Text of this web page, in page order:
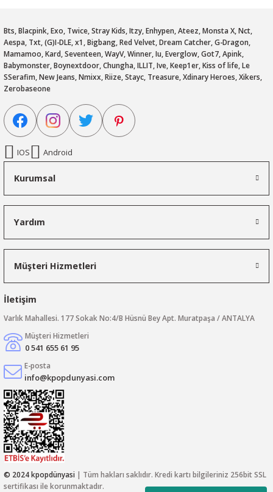
Bts, Blacpink, Exo, Twice, Stray Kids, Itzy, Enhypen, Ateez, Monsta X, Nct,
Aespa, Txt, (G)I-DLE, x1, Bigbang, Red Velvet, Dream Catcher, G-Dragon,
Mamamoo, Kard, Seventeen, WayV, Winner, Iu, Everglow, Got7, Apink,
Babymonster, Boynextdoor, Chungha, ILLIT, Ive, Keep1er, Kiss of life, Le
SSerafim, New Jeans, Nmixx, Riize, Stayc, Treasure, Xdinary Heroes, Xikers,
Zerobaseone
IOS Android
Kurumsal
Yardım
Müşteri Hizmetleri
İletişim
Varlık Mahallesi. 177 Sokak No:4/B Hüsnü Bey Apt. Muratpaşa / ANTALYA
Müşteri Hizmetleri
0 541 655 61 95
E-posta
info@kpopdunyasi.com
© 2024 kpopdünyasi | Tüm hakları saklıdır. Kredi kartı bilgileriniz 256bit SSL
sertifikası ile korunmaktadır.